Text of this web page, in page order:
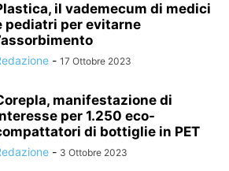
il vademecum di medici
pediatri per evitarne
- 17 Ottobre 2023
manifestazione di
per 1.250 eco-
di bottiglie in PET
- 3 Ottobre 2023